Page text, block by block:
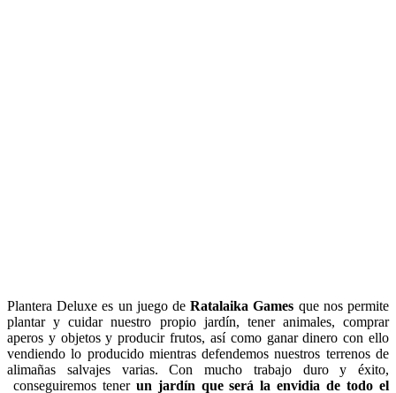
Plantera Deluxe es un juego deRatalaika Games que nos permite
plantar y cuidar nuestro propio jardín, tener animales, comprar
aperos y objetos y producir frutos, así como ganar dinero con ello
vendiendo lo producido mientras defendemos nuestros terrenos de
alimañas salvajes varias. Con mucho trabajo duro y éxito,
conseguiremos tener un jardín que será la envidia de todo el